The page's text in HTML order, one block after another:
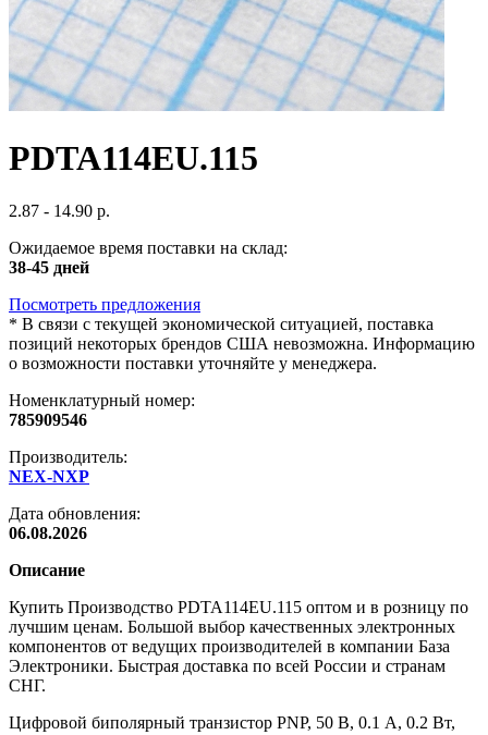
PDTA114EU.115
2.87 - 14.90 р.
Ожидаемое время поставки на склад:
38-45 дней
Посмотреть предложения
* В связи с текущей экономической ситуацией, поставка
позиций некоторых брендов США невозможна. Информацию
о возможности поставки уточняйте у менеджера.
Номенклатурный номер:
785909546
Производитель:
NEX-NXP
Дата обновления:
06.08.2026
Описание
Купить Производство PDTA114EU.115 оптом и в розницу по
лучшим ценам. Большой выбор качественных электронных
компонентов от ведущих производителей в компании База
Электроники. Быстрая доставка по всей России и странам
СНГ.
Цифровой биполярный транзистор PNP, 50 В, 0.1 А, 0.2 Вт,